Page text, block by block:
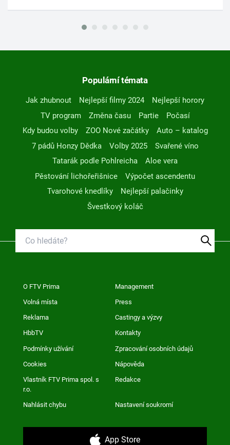
Populární témata
Jak zhubnout Nejlepší filmy 2024
Nejlepší horory
TV program
Změna času Partie
Počasí
Kdy budou volby
ZOO Nové začátky
Auto – katalog
7 pádů Honzy Dědka
Volby 2025
Svařené víno
Tatarák podle Pohlreicha
Aloe vera
Pěstování lichořeřišnice
Výpočet ascendentu
Tvarohové knedlíky
Nejlepší palačinky
Švestkový koláč
O FTV Prima Management
Volná místa Press
Reklama Castingy a výzvy
HbbTV Kontakty
Podmínky užívání Zpracování osobních údajů
Cookies Nápověda
Vlastník FTV Prima spol. s
r.o.
Redakce
Nahlásit chybu Nastavení soukromí
App Store